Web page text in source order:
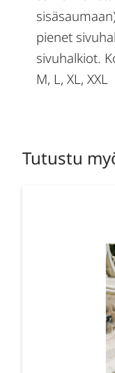
pienet
sivuhalkiot.
M, L, XL, XXL
Tutustu